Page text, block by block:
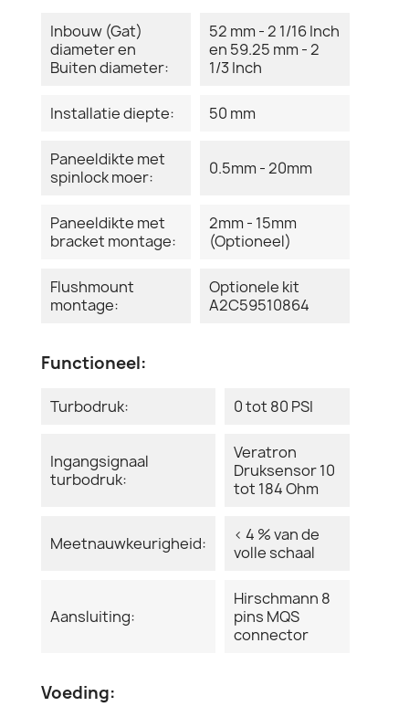
Inbouw (Gat)
diameter en
Buiten diameter:
52 mm - 2 1/16 Inch
en 59.25 mm - 2
1/3 Inch
Installatie diepte: 50 mm
Paneeldikte met
spinlock moer:
0.5mm - 20mm
Paneeldikte met
bracket montage:
2mm - 15mm
(Optioneel)
Flushmount
montage:
Optionele kit
A2C59510864
Functioneel:
Turbodruk: 0 tot 80 PSI
Ingangsignaal
turbodruk:
Veratron
Druksensor 10
tot 184 Ohm
Meetnauwkeurigheid:
< 4 % van de
volle schaal
Aansluiting:
Hirschmann 8
pins MQS
connector
Voeding: